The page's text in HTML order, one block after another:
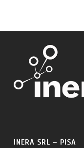
INERA SRL – PISA